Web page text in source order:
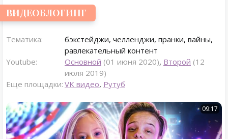
ВИДЕОБЛОГИНГ
Тематика:
бэкстейджи, челленджи, пранки, вайны,
равлекательный контент
Youtube:
Основной (01 июня 2020), Второй (12
июля 2019)
Еще площадки: VK видео, Рутуб
09:17